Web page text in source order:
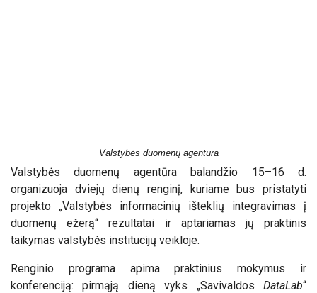
Valstybės duomenų agentūra
Valstybės duomenų agentūra balandžio 15–16 d.
organizuoja dviejų dienų renginį, kuriame bus pristatyti
projekto „Valstybės informacinių išteklių integravimas į
duomenų ežerą“ rezultatai ir aptariamas jų praktinis
taikymas valstybės institucijų veikloje.
Renginio programa apima praktinius mokymus ir
konferenciją: pirmąją dieną vyks „Savivaldos DataLab“